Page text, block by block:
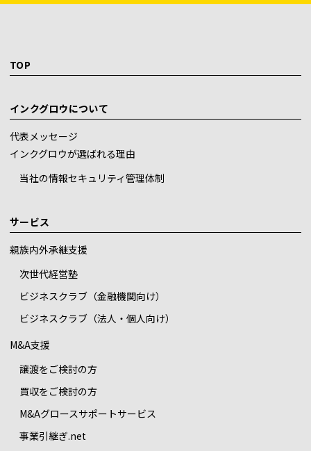
TOP
インクグロウについて
代表メッセージ
インクグロウが選ばれる理由
当社の情報セキュリティ管理体制
サービス
親族内外承継支援
次世代経営塾
ビジネスクラブ（金融機関向け）
ビジネスクラブ（法人・個人向け）
M&A支援
譲渡をご検討の方
買収をご検討の方
M&Aグロースサポートサービス
事業引継ぎ.net